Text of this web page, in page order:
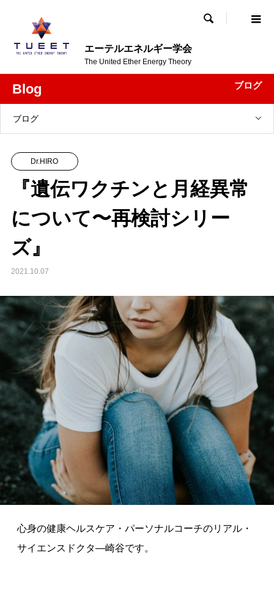
エーテルエネルギー学会
The United Ether Energy Theory

Blog ブログ
ブログ
Dr.HIRO
『遺伝ワクチンと月経異常
について〜再検討シリー
ズ』
2021.10.07
心身の健康ヘルスケア・パーソナルコーチのリアル・
サイエンスドクタ—崎谷です。